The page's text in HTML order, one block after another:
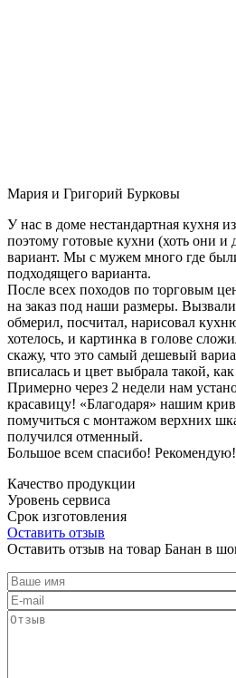
Мария и Григорий Бурковы
У нас в доме нестандартная кухня
поэтому готовые кухни (хоть они
вариант. Мы с мужем много где
подходящего варианта.
После всех походов по торговым
на заказ под наши размеры.
обмерил, посчитал, нарисовал
хотелось, и картинка в голове
скажу, что это самый дешевый
вписалась и цвет выбрала такой,
Примерно через 2 недели нам
красавицу! «Благодаря» нашим
помучиться с монтажом верхних
получился отменный.
Большое всем спасибо! Рекомендую!
Качество продукции
Уровень сервиса
Срок изготовления
Оставить отзыв
Оставить отзыв на товар Банан в